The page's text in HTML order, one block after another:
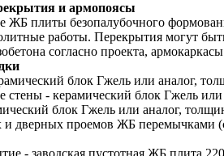
и армопоясы
ЖБ плиты безопалубочного
работы. Перекрытия могут
согласно проекта,
блок Гжель или аналог,
стены - керамический блок Гжель
блок Гжель или аналог,
и дверных проемов ЖБ перемычками